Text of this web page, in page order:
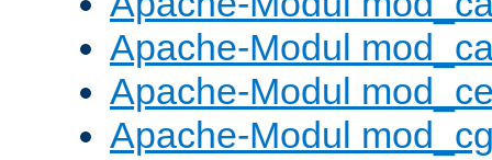
Apache-Modul
Apache-Modul
Apache-Modul